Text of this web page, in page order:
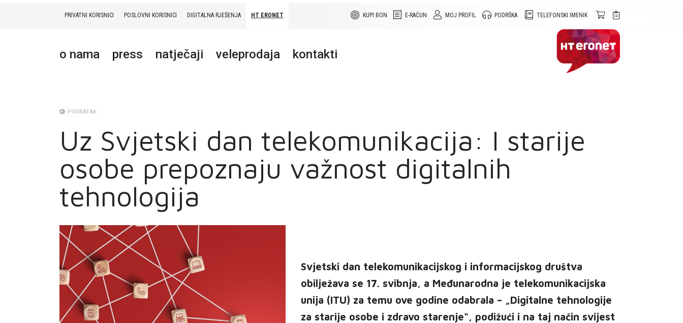
TELEFONSKI IMENIK
PODRŠKA
MOJ PROFIL
E-RAČUN
KUPI BON
PRIVATNI KORISNICI POSLOVNI KORISNICI DIGITALNA RJEŠENJA HT ERONET
o nama press natječaji veleprodaja kontakti
TELEFONSKI IMENIK
POVRATAK
Uz Svjetski dan telekomunikacija: I starije
osobe prepoznaju važnost digitalnih
tehnologija
Svjetski dan telekomunikacijskog i informacijskog društva
obilježava se 17. svibnja, a Međunarodna je telekomunikacijska
unija (ITU) za temu ove godine odabrala – „Digitalne tehnologije
za starije osobe i zdravo starenje“, podižući i na taj način svijest